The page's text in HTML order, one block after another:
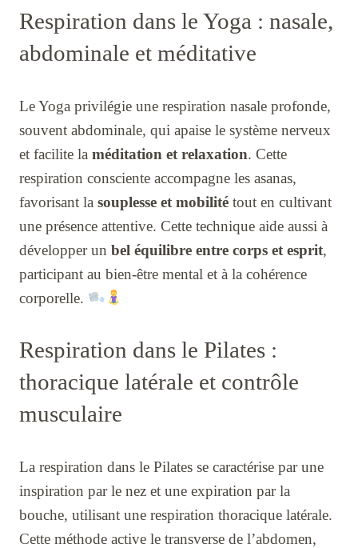
Respiration dans le Yoga : nasale,
abdominale et méditative
Le Yoga privilégie une respiration nasale profonde,
souvent abdominale, qui apaise le système nerveux
et facilite la méditation et relaxation. Cette
respiration consciente accompagne les asanas,
favorisant la souplesse et mobilité tout en cultivant
une présence attentive. Cette technique aide aussi à
développer un bel équilibre entre corps et esprit,
participant au bien-être mental et à la cohérence
corporelle.
Respiration dans le Pilates :
thoracique latérale et contrôle
musculaire
La respiration dans le Pilates se caractérise par une
inspiration par le nez et une expiration par la
bouche, utilisant une respiration thoracique latérale.
Cette méthode active le transverse de l’abdomen,